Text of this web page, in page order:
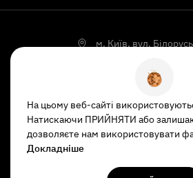
м. Київ, вул.
УКР
Налаштування
На цьому веб-сайті
Натискаючи ПРИЙНЯТИ або
дозволяєте нам використовувати
Докладніше